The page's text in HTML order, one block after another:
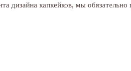
дизайна капкейков, мы обязательно